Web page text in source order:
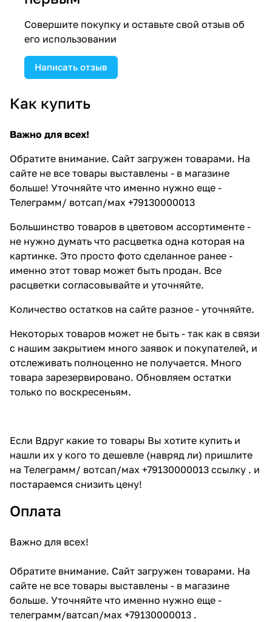
Совершите покупку и оставьте свой отзыв об
его использовании
Написать отзыв
Как купить
Важно для всех!
Обратите внимание. Сайт загружен товарами. На
сайте не все товары выставлены - в магазине
больше! Уточняйте что именно нужно еще -
Телеграмм/ вотсап/мах +79130000013
Большинство товаров в цветовом ассортименте -
не нужно думать что расцветка одна которая на
картинке. Это просто фото сделанное ранее -
именно этот товар может быть продан. Все
расцветки согласовывайте и уточняйте.
Количество остатков на сайте разное - уточняйте.
Некоторых товаров может не быть - так как в связи
с нашим закрытием много заявок и покупателей, и
отслеживать полноценно не получается. Много
товара зарезервировано. Обновляем остатки
только по воскресеньям.
Если Вдруг какие то товары Вы хотите купить и
нашли их у кого то дешевле (навряд ли) пришлите
на Телеграмм/ вотсап/мах +79130000013 ссылку . и
постараемся снизить цену!
Оплата
Важно для всех!
Обратите внимание. Сайт загружен товарами. На
сайте не все товары выставлены - в магазине
больше. Уточняйте что именно нужно еще -
телеграмм/ватсап/мах +79130000013 .